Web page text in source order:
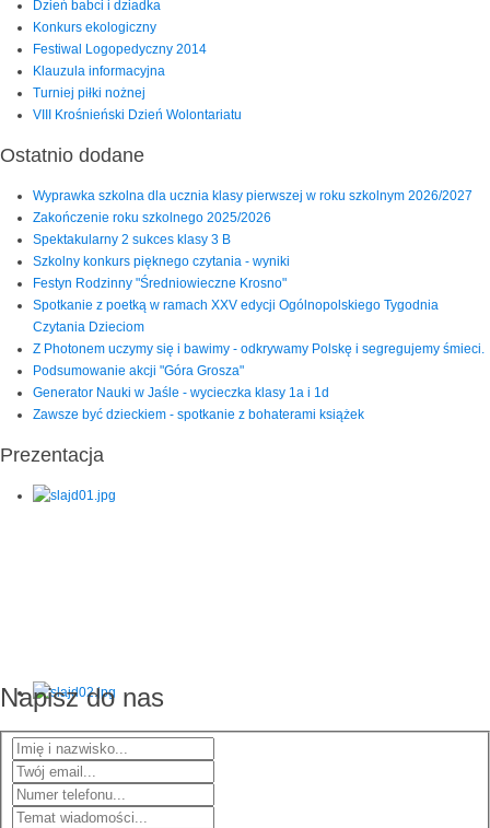
Dzień babci i dziadka
Konkurs ekologiczny
Festiwal Logopedyczny 2014
Klauzula informacyjna
Turniej piłki nożnej
VIII Krośnieński Dzień Wolontariatu
Ostatnio dodane
Wyprawka szkolna dla ucznia klasy pierwszej w roku szkolnym 2026/2027
Zakończenie roku szkolnego 2025/2026
Spektakularny 2 sukces klasy 3 B
Szkolny konkurs pięknego czytania - wyniki
Festyn Rodzinny "Średniowieczne Krosno"
Spotkanie z poetką w ramach XXV edycji Ogólnopolskiego Tygodnia
Czytania Dzieciom
Z Photonem uczymy się i bawimy - odkrywamy Polskę i segregujemy śmieci.
Podsumowanie akcji "Góra Grosza"
Generator Nauki w Jaśle - wycieczka klasy 1a i 1d
Zawsze być dzieckiem - spotkanie z bohaterami książek
Prezentacja
Napisz do nas